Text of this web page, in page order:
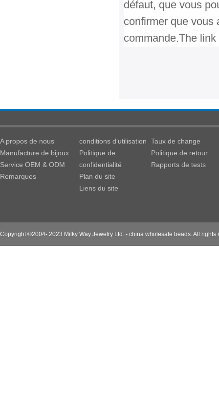
défaut, que vous
confirmer que vous
commande.The link
A propos de nous
Manufacture de bijoux
Service OEM & ODM
Remarques
conditions d'utilisation
Politique de
confidentialité
Plan du site
Liens du site
Taux de change
Politique de retour
Rapports de tests
Copyright ©2004- 2023 Milky Way Jewelry Ltd. - china wholesale beads. All rights